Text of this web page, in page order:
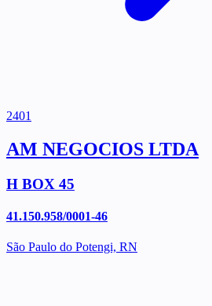
2401
AM NEGOCIOS LTDA
H BOX 45
41.150.958/0001-46
São Paulo do Potengi, RN